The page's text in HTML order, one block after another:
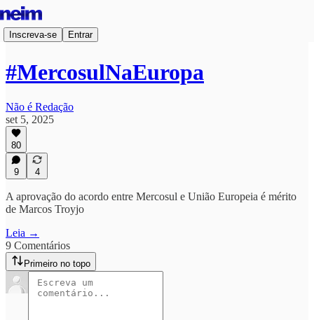
Inscreva-se Entrar
#MercosulNaEuropa
Não é Redação
set 5, 2025
80
9 4
A aprovação do acordo entre Mercosul e União Europeia é mérito
de Marcos Troyjo
Leia →
9 Comentários
Primeiro no topo